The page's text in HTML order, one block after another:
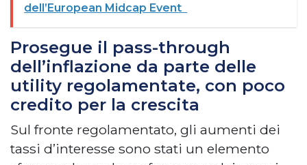
dell’European Midcap Event
Prosegue il pass-through
dell’inflazione da parte delle
utility regolamentate, con poco
credito per la crescita
Sul fronte regolamentato, gli aumenti dei
tassi d’interesse sono stati un elemento